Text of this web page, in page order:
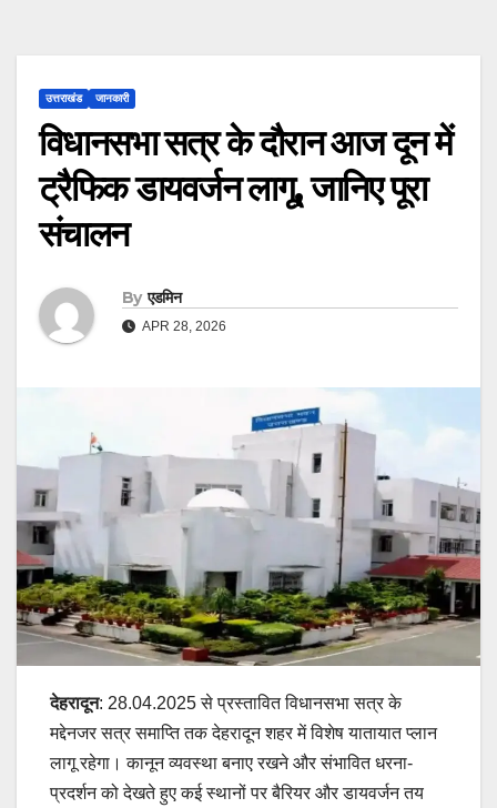
उत्तराखंड जानकारी
विधानसभा सत्र के दौरान आज दून में
ट्रैफिक डायवर्जन लागू, जानिए पूरा
संचालन
By एडमिन
APR 28, 2026
देहरादून: 28.04.2025 से प्रस्तावित विधानसभा सत्र के
मद्देनजर सत्र समाप्ति तक देहरादून शहर में विशेष यातायात प्लान
लागू रहेगा। कानून व्यवस्था बनाए रखने और संभावित धरना-
प्रदर्शन को देखते हुए कई स्थानों पर बैरियर और डायवर्जन तय